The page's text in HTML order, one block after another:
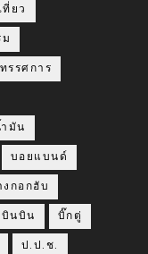
ที่ยว
รรศการ
มัน
บอยแบนด์
งกอกฮับ
บินบิน บิ๊กตู่
ป.ป.ช.